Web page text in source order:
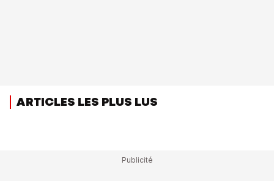
ARTICLES LES PLUS LUS